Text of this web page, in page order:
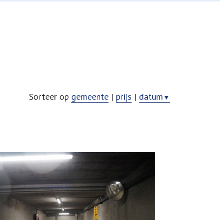
Sorteer op gemeente | prijs | datum ▼